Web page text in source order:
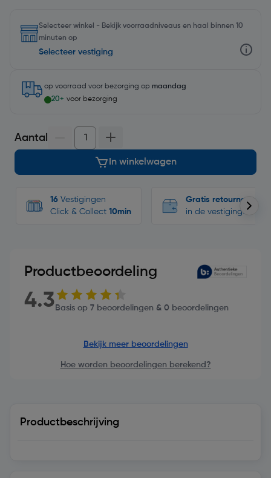
Selecteer winkel - Bekijk voorraadniveaus en haal binnen 10
minuten op
Selecteer vestiging
op voorraad voor bezorging op maandag
20+ voor bezorging
Aantal
In winkelwagen
16 Vestigingen
Click & Collect 10min
Gratis retourneren
in de vestigingen
Productbeoordeling
4.3 Basis op 7 beoordelingen & 0 beoordelingen
Bekijk meer beoordelingen
Hoe worden beoordelingen berekend?
Productbeschrijving